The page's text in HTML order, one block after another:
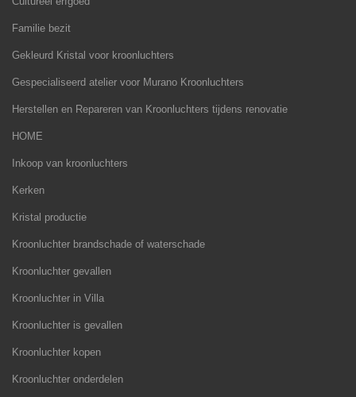
Familie bezit
Gekleurd Kristal voor kroonluchters
Gespecialiseerd atelier voor Murano Kroonluchters
Herstellen en Repareren van Kroonluchters tijdens renovatie
HOME
Inkoop van kroonluchters
Kerken
Kristal productie
Kroonluchter brandschade of waterschade
Kroonluchter gevallen
Kroonluchter in Villa
Kroonluchter is gevallen
Kroonluchter kopen
Kroonluchter onderdelen